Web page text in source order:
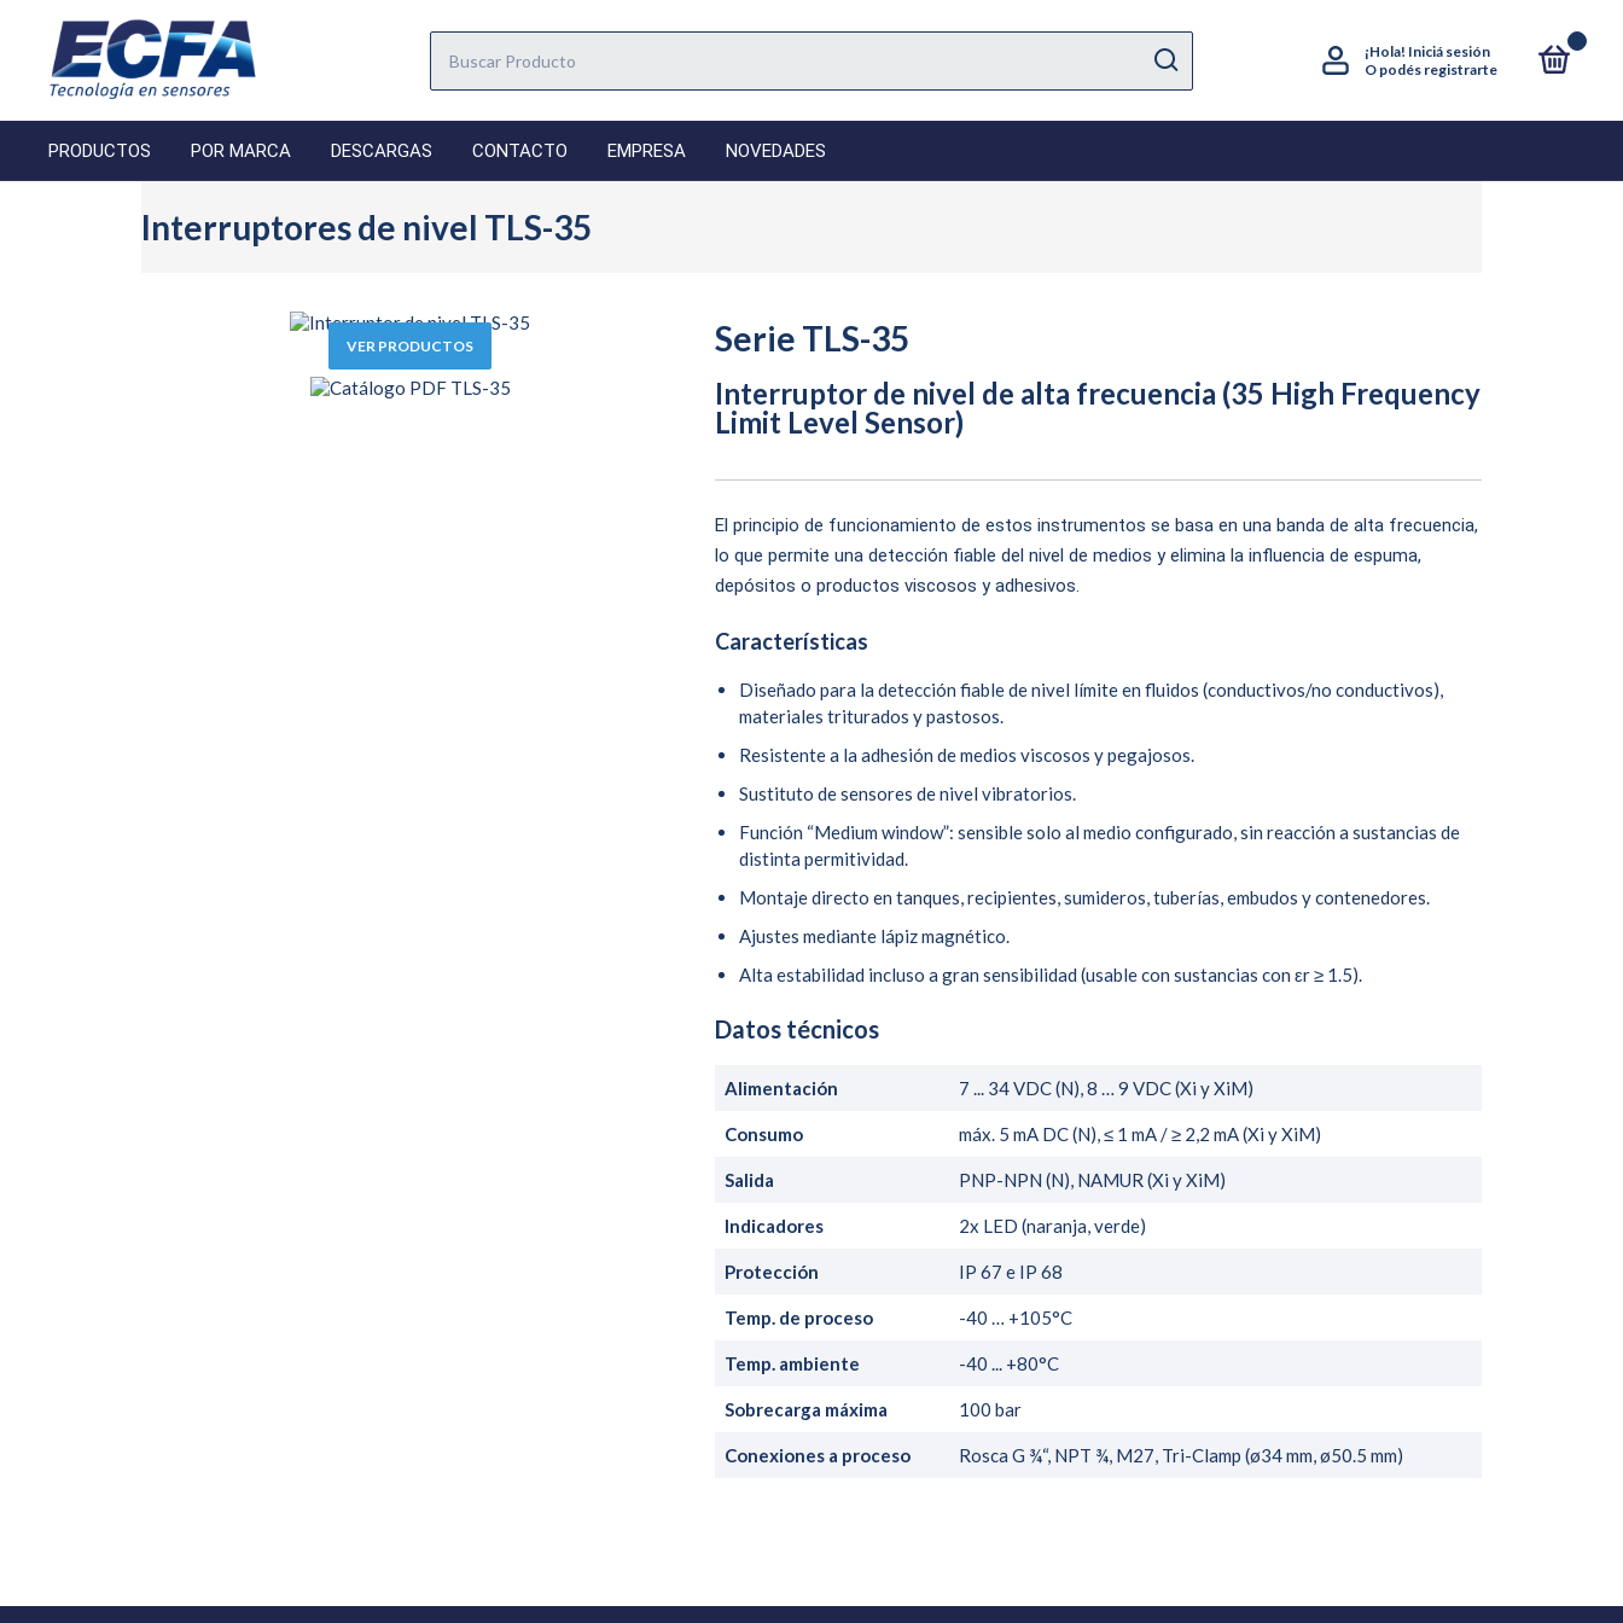
¡Hola! Iniciá sesión
O podés registrarte
PRODUCTOS POR MARCA DESCARGAS CONTACTO EMPRESA NOVEDADES
Interruptores de nivel TLS-35
VER PRODUCTOS Serie TLS-35
Interruptor de nivel de alta frecuencia (35 High Frequency
Limit Level Sensor)
El principio de funcionamiento de estos instrumentos se basa en una banda de alta frecuencia,
lo que permite una detección fiable del nivel de medios y elimina la influencia de espuma,
depósitos o productos viscosos y adhesivos.
Características
Diseñado para la detección fiable de nivel límite en fluidos (conductivos/no conductivos),
materiales triturados y pastosos.
Resistente a la adhesión de medios viscosos y pegajosos.
Sustituto de sensores de nivel vibratorios.
Función “Medium window”: sensible solo al medio configurado, sin reacción a sustancias de
distinta permitividad.
Montaje directo en tanques, recipientes, sumideros, tuberías, embudos y contenedores.
Ajustes mediante lápiz magnético.
Alta estabilidad incluso a gran sensibilidad (usable con sustancias con εr ≥ 1.5).
Datos técnicos
Alimentación 7 ... 34 VDC (N), 8 … 9 VDC (Xi y XiM)
Consumo máx. 5 mA DC (N), ≤ 1 mA / ≥ 2,2 mA (Xi y XiM)
Salida PNP-NPN (N), NAMUR (Xi y XiM)
Indicadores 2x LED (naranja, verde)
Protección IP 67 e IP 68
Temp. de proceso -40 … +105°C
Temp. ambiente -40 ... +80°C
Sobrecarga máxima 100 bar
Conexiones a proceso Rosca G ¾“, NPT ¾, M27, Tri-Clamp (ø34 mm, ø50.5 mm)